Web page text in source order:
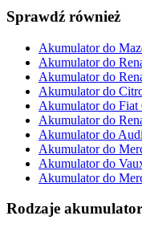
Sprawdź również
Akumulator do
Akumulator do
Akumulator do
Akumulator do
Akumulator do
Akumulator do
Akumulator do
Akumulator do
Akumulator do
Akumulator do
Rodzaje